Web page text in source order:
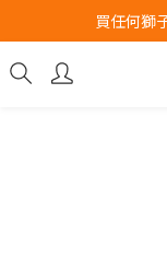
Airbuggy
買任何獅